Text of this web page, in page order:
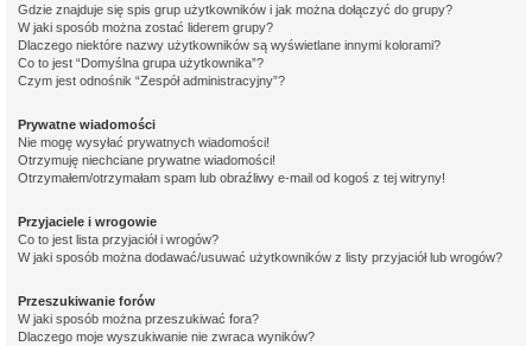
Gdzie znajduje się spis grup użytkowników i jak można dołączyć do grupy?
W jaki sposób można zostać liderem grupy?
Dlaczego niektóre nazwy użytkowników są wyświetlane innymi kolorami?
Co to jest “Domyślna grupa użytkownika”?
Czym jest odnośnik “Zespół administracyjny”?
Prywatne wiadomości
Nie mogę wysyłać prywatnych wiadomości!
Otrzymuję niechciane prywatne wiadomości!
Otrzymałem/otrzymałam spam lub obraźliwy e-mail od kogoś z tej witryny!
Przyjaciele i wrogowie
Co to jest lista przyjaciół i wrogów?
W jaki sposób można dodawać/usuwać użytkowników z listy przyjaciół lub wrogów?
Przeszukiwanie forów
W jaki sposób można przeszukiwać fora?
Dlaczego moje wyszukiwanie nie zwraca wyników?